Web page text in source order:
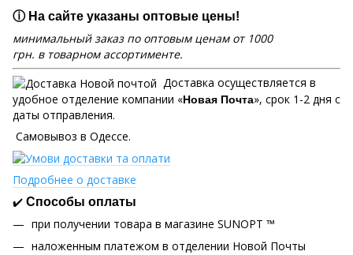
ⓘ На сайте указаны оптовые цены!
минимальный заказ по оптовым ценам от 1000
грн. в товарном ассортименте.
Доставка осуществляется в
удобное отделение компании «Новая Почта», срок 1-2 дня с
даты отправления.
Самовывоз в Одессе.
Подробнее о доставке
✔️ Способы оплаты
при получении товара в магазине SUNOPT ™
наложенным платежом в отделении Новой Почты